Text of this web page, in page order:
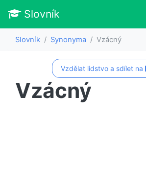
Slovník
Slovník Synonyma Vzácný
Vzdělat lidstvo a sdílet na
Vzácný